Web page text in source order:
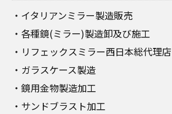
・イタリアンミラー製造販売
・各種鏡(ミラー)製造卸及び施工
・リフェックスミラー西日本総代理店
・ガラスケース製造
・鏡用金物製造加工
・サンドブラスト加工